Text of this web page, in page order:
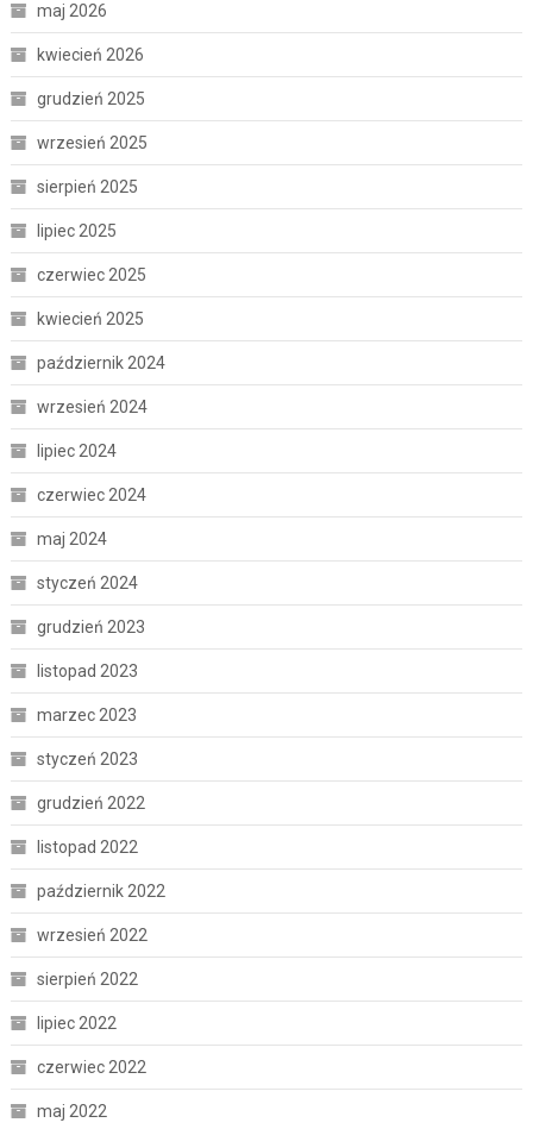
maj 2026
kwiecień 2026
grudzień 2025
wrzesień 2025
sierpień 2025
lipiec 2025
czerwiec 2025
kwiecień 2025
październik 2024
wrzesień 2024
lipiec 2024
czerwiec 2024
maj 2024
styczeń 2024
grudzień 2023
listopad 2023
marzec 2023
styczeń 2023
grudzień 2022
listopad 2022
październik 2022
wrzesień 2022
sierpień 2022
lipiec 2022
czerwiec 2022
maj 2022